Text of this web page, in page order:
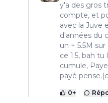
y'a des gros
compte, et
avec la Juve
d'années du
un + 5.5M
ce 1.5, bah
cumule,
payé
0+